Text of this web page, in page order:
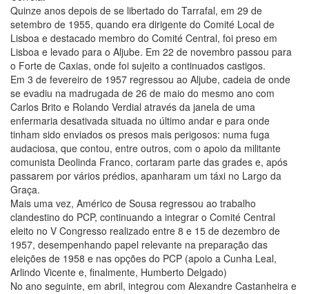
Quinze anos depois de se libertado do Tarrafal, em 29 de
setembro de 1955, quando era dirigente do Comité Local de
Lisboa e destacado membro do Comité Central, foi preso em
Lisboa e levado para o Aljube. Em 22 de novembro passou para
o Forte de Caxias, onde foi sujeito a continuados castigos.
Em 3 de fevereiro de 1957 regressou ao Aljube, cadeia de onde
se evadiu na madrugada de 26 de maio do mesmo ano com
Carlos Brito e Rolando Verdial através da janela de uma
enfermaria desativada situada no último andar e para onde
tinham sido enviados os presos mais perigosos: numa fuga
audaciosa, que contou, entre outros, com o apoio da militante
comunista Deolinda Franco, cortaram parte das grades e, após
passarem por vários prédios, apanharam um táxi no Largo da
Graça.
Mais uma vez, Américo de Sousa regressou ao trabalho
clandestino do PCP, continuando a integrar o Comité Central
eleito no V Congresso realizado entre 8 e 15 de dezembro de
1957, desempenhando papel relevante na preparação das
eleições de 1958 e nas opções do PCP (apoio a Cunha Leal,
Arlindo Vicente e, finalmente, Humberto Delgado)
No ano seguinte, em abril, integrou com Alexandre Castanheira e